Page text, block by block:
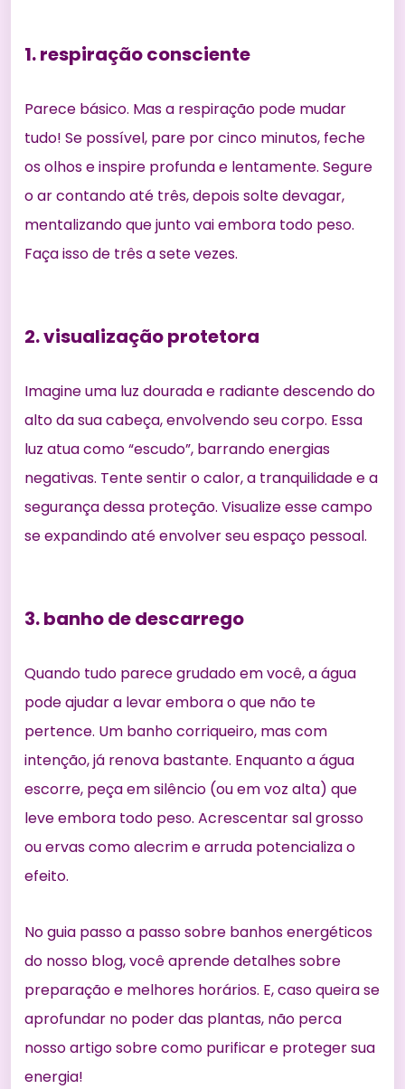
1. respiração consciente
Parece básico. Mas a respiração pode mudar
tudo! Se possível, pare por cinco minutos, feche
os olhos e inspire profunda e lentamente. Segure
o ar contando até três, depois solte devagar,
mentalizando que junto vai embora todo peso.
Faça isso de três a sete vezes.
2. visualização protetora
Imagine uma luz dourada e radiante descendo do
alto da sua cabeça, envolvendo seu corpo. Essa
luz atua como “escudo”, barrando energias
negativas. Tente sentir o calor, a tranquilidade e a
segurança dessa proteção. Visualize esse campo
se expandindo até envolver seu espaço pessoal.
3. banho de descarrego
Quando tudo parece grudado em você, a água
pode ajudar a levar embora o que não te
pertence. Um banho corriqueiro, mas com
intenção, já renova bastante. Enquanto a água
escorre, peça em silêncio (ou em voz alta) que
leve embora todo peso. Acrescentar sal grosso
ou ervas como alecrim e arruda potencializa o
efeito.
Noguia passo a passo sobre banhos energéticos
do nosso blog, você aprende detalhes sobre
preparação e melhores horários. E, caso queira se
aprofundar no poder das plantas, não perca
nosso artigo sobrecomo purificar e proteger sua
energia!